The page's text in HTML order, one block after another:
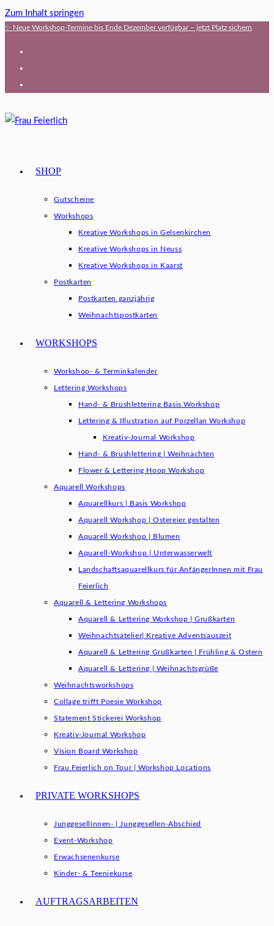
Zum Inhalt springen
✨ Neue Workshop-Termine bis Ende Dezember verfügbar – jetzt Platz sichern
SHOP
Gutscheine
Workshops
Kreative Workshops in Gelsenkirchen
Kreative Workshops in Neuss
Kreative Workshops in Kaarst
Postkarten
Postkarten ganzjährig
Weihnachtspostkarten
WORKSHOPS
Workshop- & Terminkalender
Lettering Workshops
Hand- & Brushlettering Basis Workshop
Lettering & Illustration auf Porzellan Workshop
Kreativ-Journal Workshop
Hand- & Brushlettering | Weihnachten
Flower & Lettering Hoop Workshop
Aquarell Workshops
Aquarellkurs | Basis Workshop
Aquarell Workshop | Ostereier gestalten
Aquarell Workshop | Blumen
Aquarell-Workshop | Unterwasserwelt
Landschaftsaquarellkurs für AnfängerInnen mit Frau
Feierlich
Aquarell & Lettering Workshops
Aquarell & Lettering Workshop | Grußkarten
Weihnachtsatelier| Kreative Adventsauszeit
Aquarell & Lettering Grußkarten | Frühling & Ostern
Aquarell & Lettering | Weihnachtsgrüße​
Weihnachtsworkshops
Collage trifft Poesie Workshop
Statement Stickerei Workshop
Kreativ-Journal Workshop
Vision Board Workshop
Frau Feierlich on Tour | Workshop Locations
PRIVATE WORKSHOPS
Junggesellinnen- | Junggesellen-Abschied
Event-Workshop
Erwachsenenkurse
Kinder- & Teeniekurse
AUFTRAGSARBEITEN